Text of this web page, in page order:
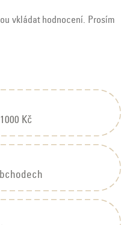
vkládat hodnocení. Prosím
Kč